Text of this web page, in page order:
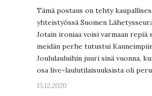
Tämä postaus on tehty
yhteistyössä Suomen
Jotain ironiaa voisi varmaan repiä
meidän perhe tutustui
Joululauluihin juuri sinä vuonna,
osa live-laulutilaisuuksista oli
15.12.2020